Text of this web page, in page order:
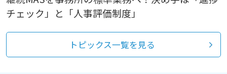
チェック」と「人事評価制度」
トピックス一覧を見る